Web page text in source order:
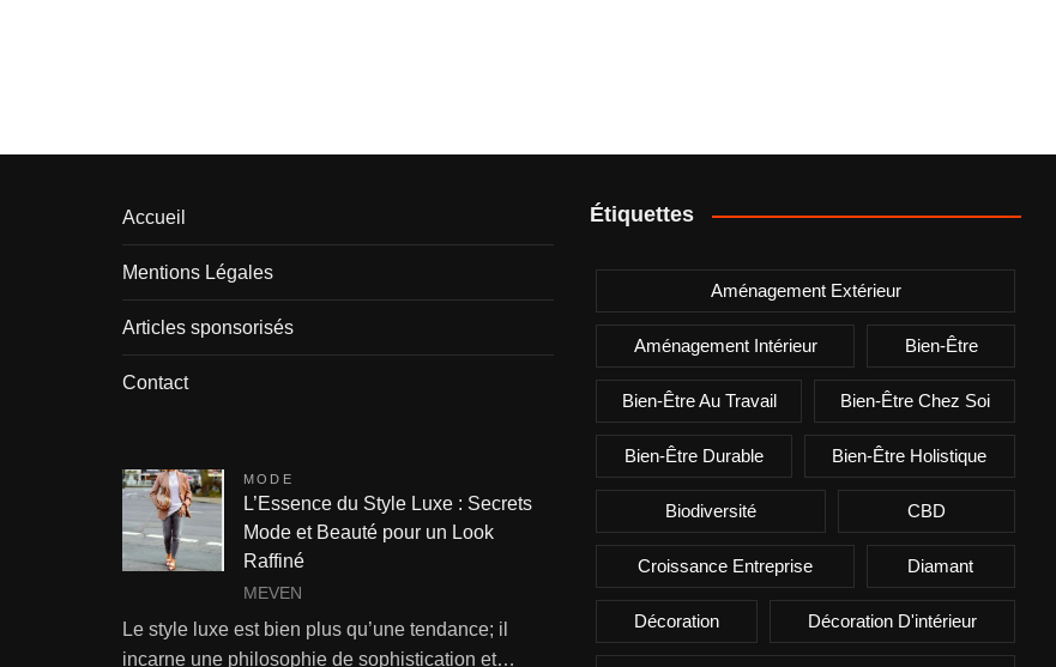
Accueil
Mentions Légales
Articles sponsorisés
Contact
MODE
L’Essence du Style Luxe : Secrets
Mode et Beauté pour un Look
Raffiné
MEVEN
Le style luxe est bien plus qu’une tendance; il
incarne une philosophie de sophistication et…
Étiquettes
Aménagement Extérieur
Aménagement Intérieur Bien-Être
Bien-Être Au Travail Bien-Être Chez Soi
Bien-Être Durable Bien-Être Holistique
Biodiversité CBD
Croissance Entreprise Diamant
Décoration Décoration D'intérieur